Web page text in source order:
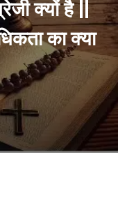
क्यों है ||
का क्या